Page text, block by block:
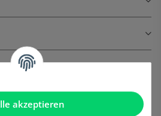
akzeptieren